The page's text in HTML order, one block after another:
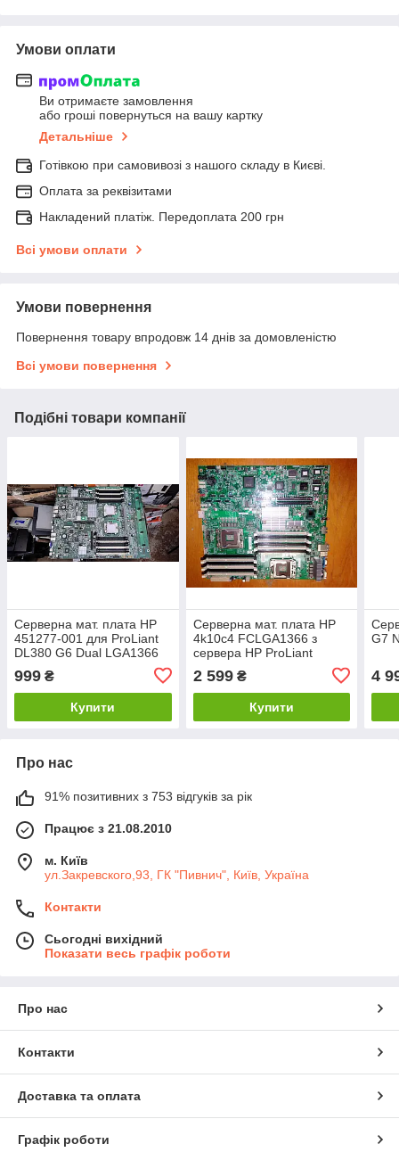
Умови оплати
Ви отримаєте замовлення
або гроші повернуться на вашу картку
Детальніше
Готівкою при самовивозі з нашого складу в Києві.
Оплата за реквізитами
Накладений платіж. Передоплата 200 грн
Всі умови оплати
Умови повернення
Повернення товару впродовж 14 днів за домовленістю
Всі умови повернення
Подібні товари компанії
Серверна мат. плата HP
451277-001 для ProLiant
DL380 G6 Dual LGA1366
999 ₴
Купити
Серверна мат. плата HP
4k10c4 FCLGA1366 з
сервера HP ProLiant
2 599₴
Купити
G7
4
Про нас
91% позитивних з 753 відгуків за рік
Працює з 21.08.2010
м. Київ
ул.Закревского,93, ГК "Пивнич", Київ, Україна
Контакти
Сьогодні вихідний
Показати весь графік роботи
Про нас
Контакти
Доставка та оплата
Графік роботи